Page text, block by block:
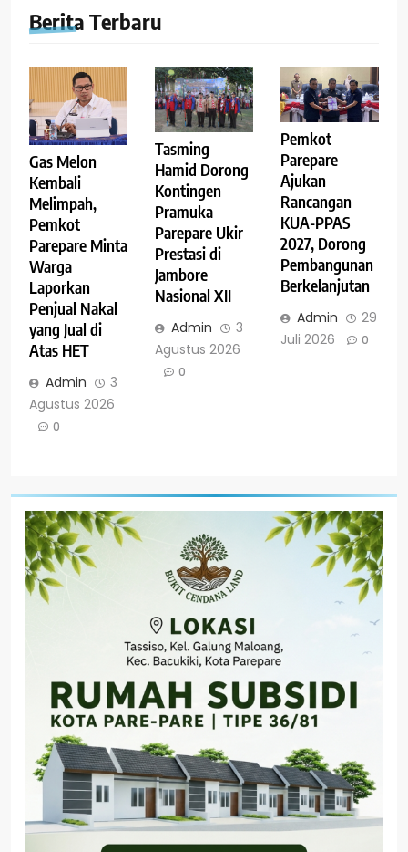
Berita Terbaru
Gas Melon
Kembali
Melimpah,
Pemkot
Parepare Minta
Warga
Laporkan
Penjual Nakal
yang Jual di
Atas HET
Admin
3
Agustus 2026
0
Tasming
Hamid Dorong
Kontingen
Pramuka
Parepare Ukir
Prestasi di
Jambore
Nasional XII
Admin
3
Agustus 2026
0
Pemkot
Parepare
Ajukan
Rancangan
KUA-PPAS
2027, Dorong
Pembangunan
Berkelanjutan
Admin
29
Juli 2026
0